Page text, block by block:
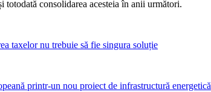
consolidarea acesteia în anii următori.
taxelor nu trebuie să fie singura soluție
printr-un nou proiect de infrastructură energetică